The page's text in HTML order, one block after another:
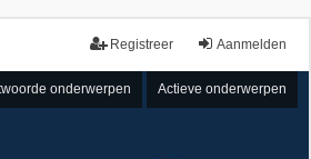
Aanmelden
Registreer
onderwerpen Actieve onderwerpen